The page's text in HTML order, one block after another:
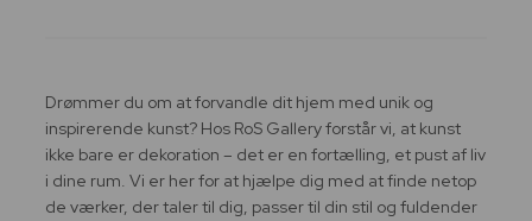
Drømmer du om at forvandle dit hjem med unik og
inspirerende kunst? Hos RoS Gallery forstår vi, at kunst
ikke bare er dekoration – det er en fortælling, et pust af liv
i dine rum. Vi er her for at hjælpe dig med at finde netop
de værker, der taler til dig, passer til din stil og fuldender